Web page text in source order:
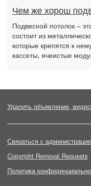
Чем же хорош
Подвесной потолок –
состоит из
которые крепятся к
кассеты, ячеистые
Удалить объявление,
Связаться с
Copyright Removal Requests
Политика